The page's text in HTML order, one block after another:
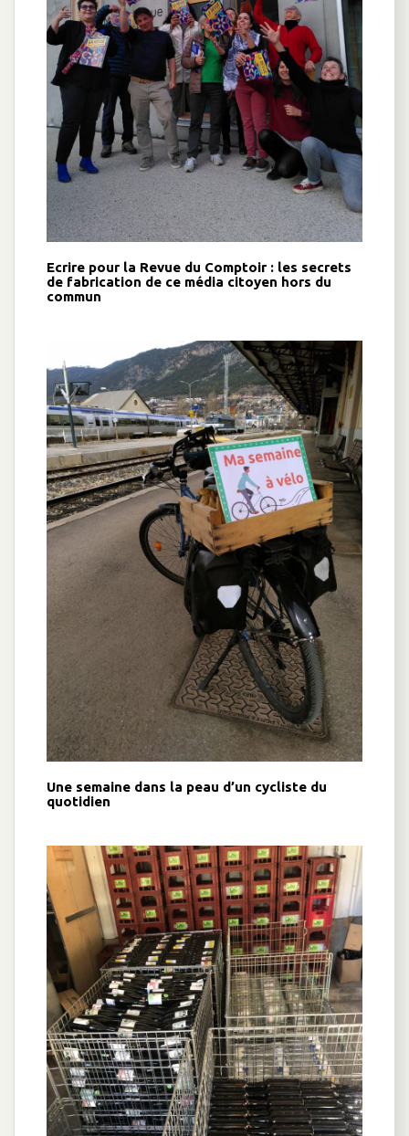
Ecrire pour la Revue du Comptoir : les secrets
de fabrication de ce média citoyen hors du
commun
Une semaine dans la peau d’un cycliste du
quotidien